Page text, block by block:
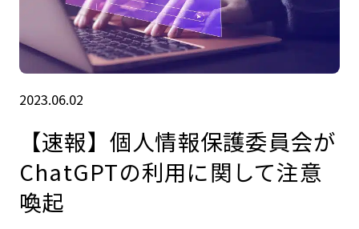
2023.06.02
【速報】個人情報保護委員会が
ChatGPTの利用に関して注意
喚起